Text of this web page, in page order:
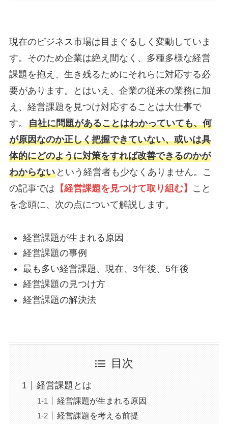
現在のビジネス市場は目まぐるしく変動していま
す。そのため企業は絶え間なく、多種多様な経営
課題を抱え、生き残るためにそれらに対応する必
要があります。とはいえ、企業の従来の業務に加
え、経営課題を見つけ対応することは大仕事で
す。 自社に問題があることはわかっていても、何
が原因なのか正しく把握できていない、或いは具
体的にどのように対策をすれば改善できるのかが
わからないという経営者も少なくありません。こ
の記事では 【経営課題を見つけて取り組む】
こと
を念頭に、次の点について解説します。
経営課題が生まれる原因
経営課題の事例
最も多い経営課題、現在、3年後、5年後
経営課題の見つけ方
経営課題の解決法
目次
経営課題とは
経営課題が生まれる原因
経営課題を考える前提